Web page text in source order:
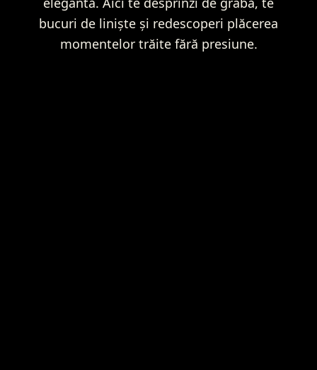
bucuri de liniște și redescoperi plăcerea
momentelor trăite fără presiune.